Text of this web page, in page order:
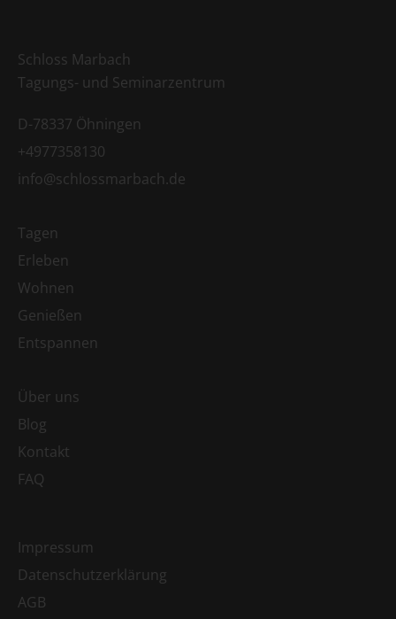
Schloss Marbach
Tagungs- und Seminarzentrum
D-78337 Öhningen
+4977358130
info@schlossmarbach.de
Tagen
Erleben
Wohnen
Genießen
Entspannen
Über uns
Blog
Kontakt
FAQ
Impressum
Datenschutzerklärung
AGB